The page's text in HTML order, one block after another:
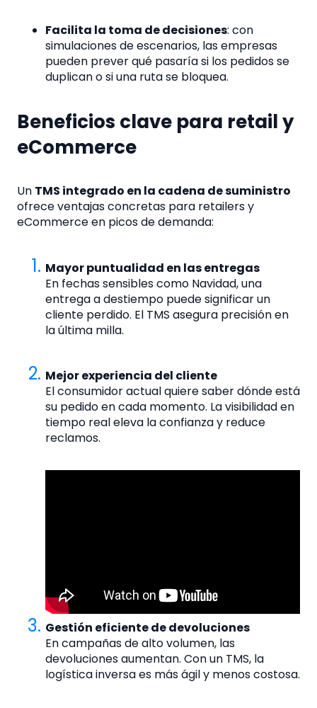
Facilita la toma de decisiones: con
simulaciones de escenarios, las empresas
pueden prever qué pasaría si los pedidos se
duplican o si una ruta se bloquea.
Beneficios clave para retail y
eCommerce
Un TMS integrado en la cadena de suministro
ofrece ventajas concretas para retailers y
eCommerce en picos de demanda:
Mayor puntualidad en las entregas
En fechas sensibles como Navidad, una
entrega a destiempo puede significar un
cliente perdido. El TMS asegura precisión en
la última milla.
Mejor experiencia del cliente
El consumidor actual quiere saber dónde está
su pedido en cada momento. La visibilidad en
tiempo real eleva la confianza y reduce
reclamos.
Gestión eficiente de devoluciones
En campañas de alto volumen, las
devoluciones aumentan. Con un TMS, la
logística inversa es más ágil y menos costosa.